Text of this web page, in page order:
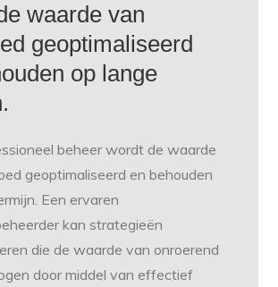
waarde van
geoptimaliseerd
op lange
beheer wordt de waarde
geoptimaliseerd en behouden
Een ervaren
kan strategieën
die de waarde van onroerend
door middel van effectief